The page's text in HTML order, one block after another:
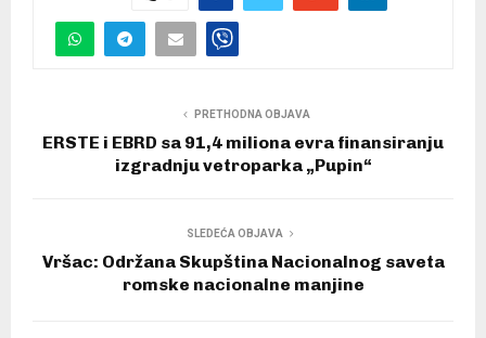
PRETHODNA OBJAVA
ERSTE i EBRD sa 91,4 miliona evra finansiranju
izgradnju vetroparka „Pupin“
SLEDEĆA OBJAVA
Vršac: Održana Skupština Nacionalnog saveta
romske nacionalne manjine